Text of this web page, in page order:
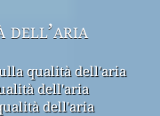
dell’aria
qualità dell'aria
dell'aria
dell'aria